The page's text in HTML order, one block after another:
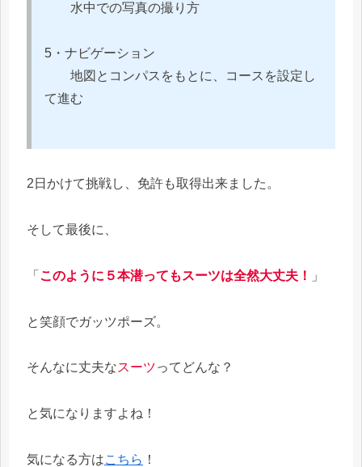
水中での写真の撮り方
5・ナビゲーション
地図とコンパスをもとに、コースを設定し
て進む
2日かけて挑戦し、免許も取得出来ました。
そして最後に、
「 このように５本潜ってもスーツは全然大丈夫！ 」
と笑顔でガッツポーズ。
そんなに丈夫なスーツってどんな？
と気になりますよね！
気になる方はこちら ！